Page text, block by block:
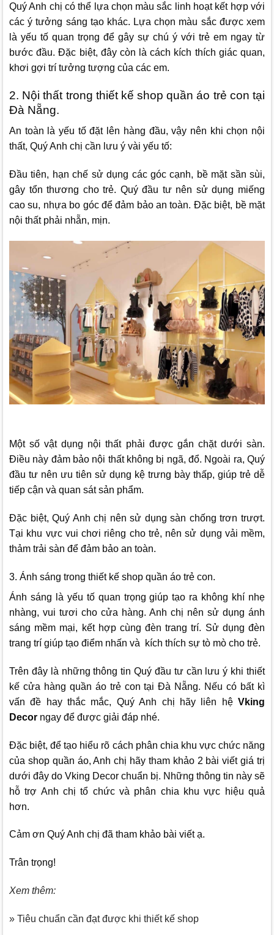
Quý Anh chị có thể lựa chọn màu sắc linh hoạt kết hợp với
các ý tưởng sáng tạo khác. Lựa chọn màu sắc được xem
là yếu tố quan trọng để gây sự chú ý với trẻ em ngay từ
bước đầu. Đặc biệt, đây còn là cách kích thích giác quan,
khơi gợi trí tưởng tượng của các em.
2. Nội thất trong thiết kế shop quần áo trẻ con tại
Đà Nẵng.
An toàn là yếu tố đặt lên hàng đầu, vậy nên khi chọn nội
thất, Quý Anh chị cần lưu ý vài yếu tố:
Đầu tiên, hạn chế sử dụng các góc cạnh, bề mặt sần sùi,
gây tổn thương cho trẻ. Quý đầu tư nên sử dụng miếng
cao su, nhựa bo góc để đảm bảo an toàn. Đặc biệt, bề mặt
nội thất phải nhẵn, mịn.
Một số vật dụng nội thất phải được gắn chặt dưới sàn.
Điều này đảm bảo nội thất không bị ngã, đổ. Ngoài ra, Quý
đầu tư nên ưu tiên sử dụng kệ trưng bày thấp, giúp trẻ dễ
tiếp cận và quan sát sản phẩm.
Đặc biệt, Quý Anh chị nên sử dụng sàn chống trơn trượt.
Tại khu vực vui chơi riêng cho trẻ, nên sử dụng vải mềm,
thảm trải sàn để đảm bảo an toàn.
3. Ánh sáng trong thiết kế shop quần áo trẻ con.
Ánh sáng là yếu tố quan trọng giúp tạo ra không khí nhẹ
nhàng, vui tươi cho cửa hàng. Anh chị nên sử dụng ánh
sáng mềm mại, kết hợp cùng đèn trang trí. Sử dụng đèn
trang trí giúp tạo điểm nhấn và kích thích sự tò mò cho trẻ.
Trên đây là những thông tin Quý đầu tư cần lưu ý khi thiết
kế cửa hàng quần áo trẻ con tại Đà Nẵng. Nếu có bất kì
vấn đề hay thắc mắc, Quý Anh chị hãy liên hệ Vking
Decor ngay để được giải đáp nhé.
Đặc biệt, để tạo hiểu rõ cách phân chia khu vực chức năng
của shop quần áo, Anh chị hãy tham khảo 2 bài viết giá trị
dưới đây do Vking Decor chuẩn bị. Những thông tin này sẽ
hỗ trợ Anh chị tổ chức và phân chia khu vực hiệu quả
hơn.
Cảm ơn Quý Anh chị đã tham khảo bài viết ạ.
Trân trọng!
Xem thêm:
» Tiêu chuẩn cần đạt được khi thiết kế shop